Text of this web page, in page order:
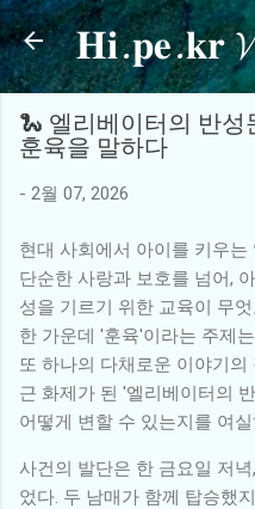
기본 콘
𝐇𝐢.𝐩𝐞.𝐤𝐫
🐍 엘리베이터의 반
훈육을 말하다
- 2월 07, 2026
현대 사회에서 아이를 키우는
단순한 사랑과 보호를 넘어,
성을 기르기 위한 교육이 무
한 가운데 '훈육'이라는 주제
또 하나의 다채로운 이야기
근 화제가 된 '엘리베이터의
어떻게 변할 수 있는지를 여
사건의 발단은 한 금요일 저
었다. 두 남매가 함께 탑승했